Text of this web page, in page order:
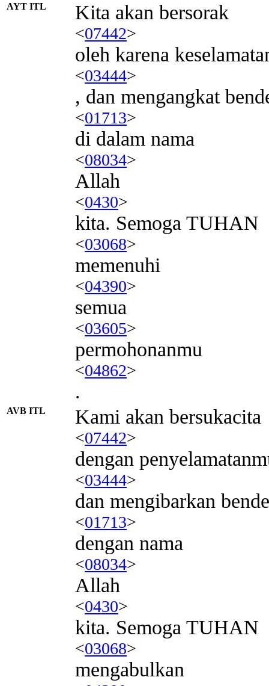
AYT ITL Kita akan bersorak
<07442>
oleh karena
<03444>
, dan mengangkat
<01713>
di dalam nama
<08034>
Allah
<0430>
kita. Semoga TUHAN
<03068>
memenuhi
<04390>
semua
<03605>
permohonanmu
<04862>
.
AVB ITL Kami akan bersukacita
<07442>
dengan
<03444>
dan mengibarkan
<01713>
dengan nama
<08034>
Allah
<0430>
kita. Semoga TUHAN
<03068>
mengabulkan